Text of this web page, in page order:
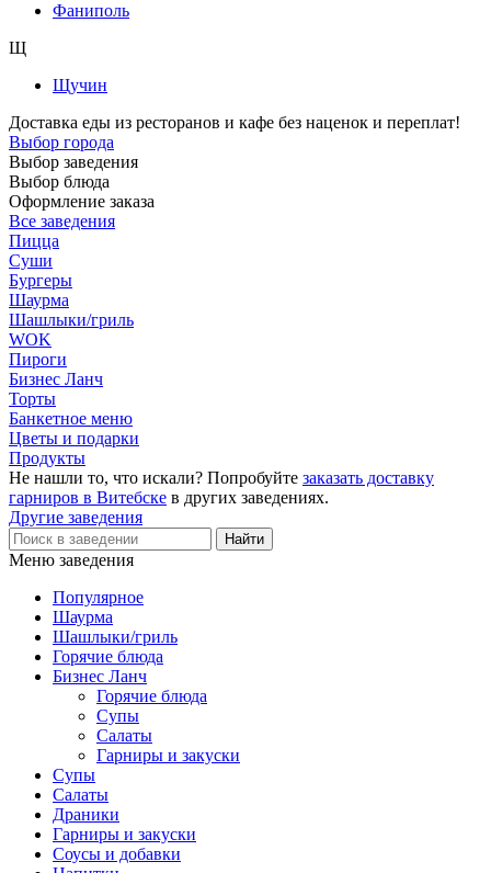
Фаниполь
Щ
Щучин
Доставка еды из ресторанов и кафе без наценок и переплат!
Выбор города
Выбор заведения
Выбор блюда
Оформление заказа
Все заведения
Пицца
Суши
Бургеры
Шаурма
Шашлыки/гриль
WOK
Пироги
Бизнес Ланч
Торты
Банкетное меню
Цветы и подарки
Продукты
Не нашли то, что искали? Попробуйте заказать доставку
гарниров в Витебске в других заведениях.
Другие заведения
Меню заведения
Популярное
Шаурма
Шашлыки/гриль
Горячие блюда
Бизнес Ланч
Горячие блюда
Супы
Салаты
Гарниры и закуски
Супы
Салаты
Драники
Гарниры и закуски
Соусы и добавки